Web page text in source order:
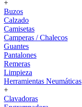
+
Buzos
Calzado
Camisetas
Camperas / Chalecos
Guantes
Pantalones
Remeras
Limpieza
Herramientas Neumáticas
+
Clavadoras